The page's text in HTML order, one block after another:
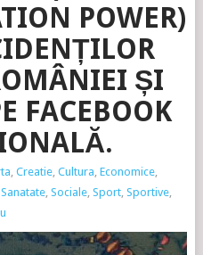
POWER)
ȘI
FACEBOOK
, Creatie, Cultura, Economice,
Sanatate, Sociale, Sport, Sportive,